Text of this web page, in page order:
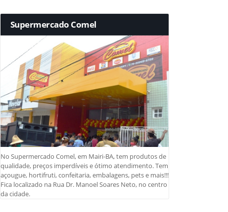
Supermercado Comel
No Supermercado Comel, em Mairi-BA, tem produtos de
qualidade, preços imperdíveis e ótimo atendimento. Tem
açougue, hortifruti, confeitaria, embalagens, pets e mais!!!
Fica localizado na Rua Dr. Manoel Soares Neto, no centro
da cidade.